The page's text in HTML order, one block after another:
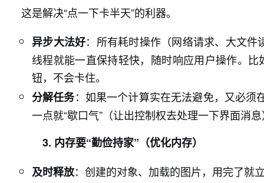
这是解决“点一下卡半天”的利器。
异步大法好：所有耗时操作（网络请求、大文
线程就能一直保持轻快，随时响应用户操作。
钮，不会卡住。
分解任务：如果一个计算实在无法避免，又必须
一点就“歇口气”（让出控制权去处理一下界面消
3. 内存要“勤俭持家”（优化内存）
及时释放：创建的对象、加载的图片，用完了就